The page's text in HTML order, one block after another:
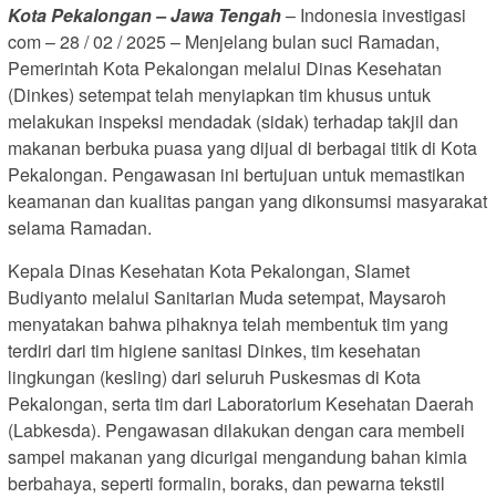
Kota Pekalongan – Jawa Tengah– Indonesia investigasi
com – 28 / 02 / 2025 – Menjelang bulan suci Ramadan,
Pemerintah Kota Pekalongan melalui Dinas Kesehatan
(Dinkes) setempat telah menyiapkan tim khusus untuk
melakukan inspeksi mendadak (sidak) terhadap takjil dan
makanan berbuka puasa yang dijual di berbagai titik di Kota
Pekalongan. Pengawasan ini bertujuan untuk memastikan
keamanan dan kualitas pangan yang dikonsumsi masyarakat
selama Ramadan.
Kepala Dinas Kesehatan Kota Pekalongan, Slamet
Budiyanto melalui Sanitarian Muda setempat, Maysaroh
menyatakan bahwa pihaknya telah membentuk tim yang
terdiri dari tim higiene sanitasi Dinkes, tim kesehatan
lingkungan (kesling) dari seluruh Puskesmas di Kota
Pekalongan, serta tim dari Laboratorium Kesehatan Daerah
(Labkesda). Pengawasan dilakukan dengan cara membeli
sampel makanan yang dicurigai mengandung bahan kimia
berbahaya, seperti formalin, boraks, dan pewarna tekstil